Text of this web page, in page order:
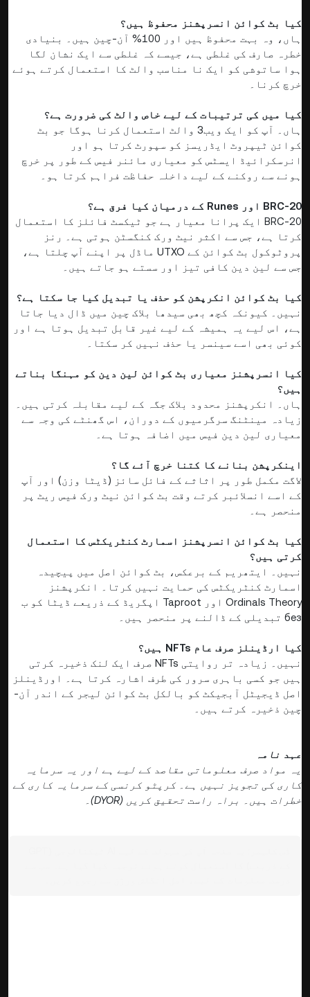
کیا بٹ کوائن انسرپشنز محفوظ ہیں؟
ہاں، وہ بہت محفوظ ہیں اور 100% آن-چین ہیں۔ بنیادی
خطرہ صارف کی غلطی ہے، جیسے کہ غلطی سے ایک نشان لگا
ہوا ساتوشی کو ایک نا مناسب والٹ کا استعمال کرتے ہوئے
خرچ کرنا۔
کیا میں کی ترتیبات کے لیے خاص والٹ کی ضرورت ہے؟
ہاں۔ آپ کو ایک ویب3 والٹ استعمال کرنا ہوگا جو بٹ
کوائن ٹیپروٹ ایڈریسز کو سپورٹ کرتا ہو اور
انرسکرائیڈ ایسٹس کو معیاری مائنر فیس کے طور پر خرچ
ہونے سے روکنے کے لیے داخلہ حفاظت فراہم کرتا ہو۔
BRC-20 اور Runes کے درمیان کیا فرق ہے؟
BRC-20 ایک پرانا معیار ہے جو ٹیکسٹ فائلز کا استعمال
کرتا ہے، جس سے اکثر نیٹ ورک کنگسٹن ہوتی ہے۔ رنز
پروٹوکول بٹ کوائن کے UTXO ماڈل پر اپنے آپ چلتا ہے،
جس سے لین دین کافی تیز اور سستے ہو جاتے ہیں۔
کیا بٹ کوائن انکرپشن کو حذف یا تبدیل کیا جا سکتا ہے؟
نہیں۔ کیونکہ کچھ بھی سیدھا بلاک چین میں ڈال دیا جاتا
ہے، اس لیے یہ ہمیشہ کے لیے غیر قابل تبدیل ہوتا ہے اور
کوئی بھی اسے سینسر یا حذف نہیں کر سکتا۔
کیا انسرپشنز معیاری بٹ کوائن لین دین کو مہنگا بناتے
ہیں؟
ہاں۔ انکرپشنز محدود بلاک جگہ کے لیے مقابلہ کرتی ہیں۔
زیادہ مینٹنگ سرگرمیوں کے دوران، اس گھنٹے کی وجہ سے
معیاری لین دین فیس میں اضافہ ہوتا ہے۔
اینکرپشن بنانے کا کتنا خرچ آئے گا؟
لاگت مکمل طور پر اثاثے کے فائل سائز (ڈیٹا وزن) اور آپ
کے اسے انسلائبر کرتے وقت بٹ کوائن نیٹ ورک فیس ریٹ پر
منحصر ہے۔
کیا بٹ کوائن انسرپشنز اسمارٹ کنٹریکٹس کا استعمال
کرتی ہیں؟
نہیں۔ ایتھریم کے برعکس، بٹ کوائن اصل میں پیچیدہ
اسمارٹ کنٹریکٹس کی حمایت نہیں کرتا۔ انکرپشنز
Ordinals Theory اور Taproot اپگریڈ کے ذریعے ڈیٹا کو ب
без تبدیلی کے ڈالنے پر منحصر ہیں۔
کیا ارڈینلز صرف عام NFTs ہیں؟
نہیں۔ زیادہ تر روایتی NFTs صرف ایک لنک ذخیرہ کرتی
ہیں جو کسی باہری سرور کی طرف اشارہ کرتا ہے۔ اورڈینلز
اصل ڈیجیٹل آبجیکٹ کو بالکل بٹ کوائن لیجر کے اندر آن-
چین ذخیرہ کرتے ہیں۔
عہد نامہ
یہ مواد صرف معلوماتی مقاصد کے لیے ہے اور یہ سرمایہ
کاری کی تجویز نہیں ہے۔ کرپٹو کرنسی کے سرمایہ کاری کے
خطرات ہیں۔ براہ راست تحقیق کریں (DYOR)۔